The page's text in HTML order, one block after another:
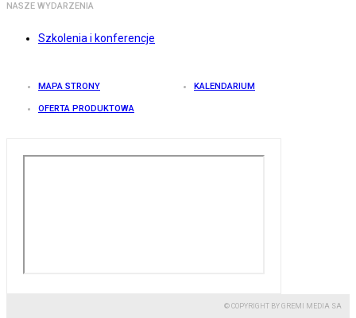
NASZE WYDARZENIA
Szkolenia i konferencje
MAPA STRONY KALENDARIUM
OFERTA PRODUKTOWA
© COPYRIGHT BY GREMI MEDIA SA